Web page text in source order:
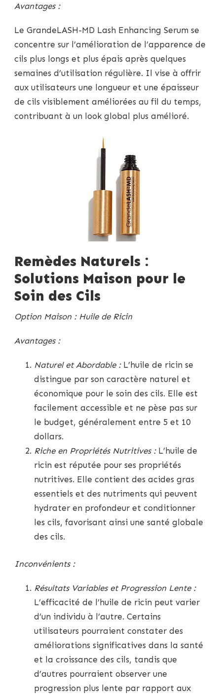
Avantages :
Le GrandeLASH-MD Lash Enhancing Serum se
concentre sur l’amélioration de l’apparence de
cils plus longs et plus épais après quelques
semaines d’utilisation régulière. Il vise à offrir
aux utilisateurs une longueur et une épaisseur
de cils visiblement améliorées au fil du temps,
contribuant à un look global plus amélioré.
Remèdes Naturels :
Solutions Maison pour le
Soin des Cils
Option Maison : Huile de Ricin
Avantages :
Naturel et Abordable :L’huile de ricin se
distingue par son caractère naturel et
économique pour le soin des cils. Elle est
facilement accessible et ne pèse pas sur
le budget, généralement entre 5 et 10
dollars.
Riche en Propriétés Nutritives :L’huile de
ricin est réputée pour ses propriétés
nutritives. Elle contient des acides gras
essentiels et des nutriments qui peuvent
hydrater en profondeur et conditionner
les cils, favorisant ainsi une santé globale
des cils.
Inconvénients :
Résultats Variables et Progression Lente :
L’efficacité de l’huile de ricin peut varier
d’un individu à l’autre. Certains
utilisateurs pourraient constater des
améliorations significatives dans la santé
et la croissance des cils, tandis que
d’autres pourraient observer une
progression plus lente par rapport aux